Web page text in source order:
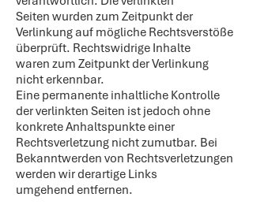
Seiten wurden zum Zeitpunkt der
Verlinkung auf mögliche Rechtsverstöße
überprüft. Rechtswidrige Inhalte
waren zum Zeitpunkt der Verlinkung
nicht erkennbar.
Eine permanente inhaltliche Kontrolle
der verlinkten Seiten ist jedoch ohne
konkrete Anhaltspunkte einer
Rechtsverletzung nicht zumutbar. Bei
Bekanntwerden von Rechtsverletzungen
werden wir derartige Links
umgehend entfernen.